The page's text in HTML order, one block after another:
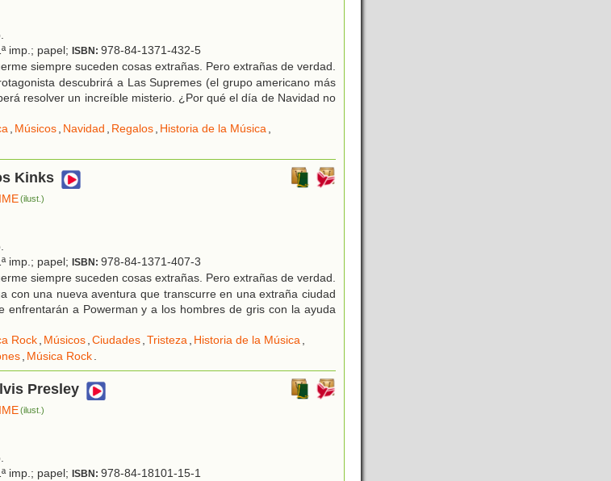
imp.; papel; ISBN: 978-84-1371-432-5
siempre suceden cosas extrañas. Pero extrañas de verdad.
descubrirá a Las Supremes (el grupo americano más
resolver un increíble misterio. ¿Por qué el día de Navidad no
, Músicos, Navidad , Regalos, Historia de la Música,
Kinks
(ilust.)
imp.; papel; ISBN: 978-84-1371-407-3
siempre suceden cosas extrañas. Pero extrañas de verdad.
con una nueva aventura que transcurre en una extraña ciudad
enfrentarán a Powerman y a los hombres de gris con la ayuda
Rock, Músicos,Ciudades,Tristeza, Historia de la Música,
, Música Rock.
Presley
(ilust.)
imp.; papel; ISBN: 978-84-18101-15-1